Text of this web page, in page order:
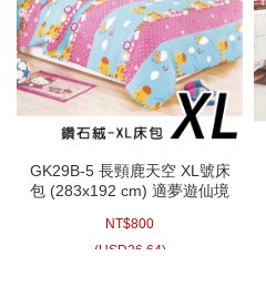
GK29B-5 長頸鹿天空 XL號床
包 (283x192 cm) 適夢遊仙境
歡樂時光充氣墊
NT$800
(USD26.64)